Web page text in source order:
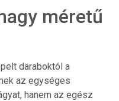
méretű
daraboktól a
az egységes
hanem az egész